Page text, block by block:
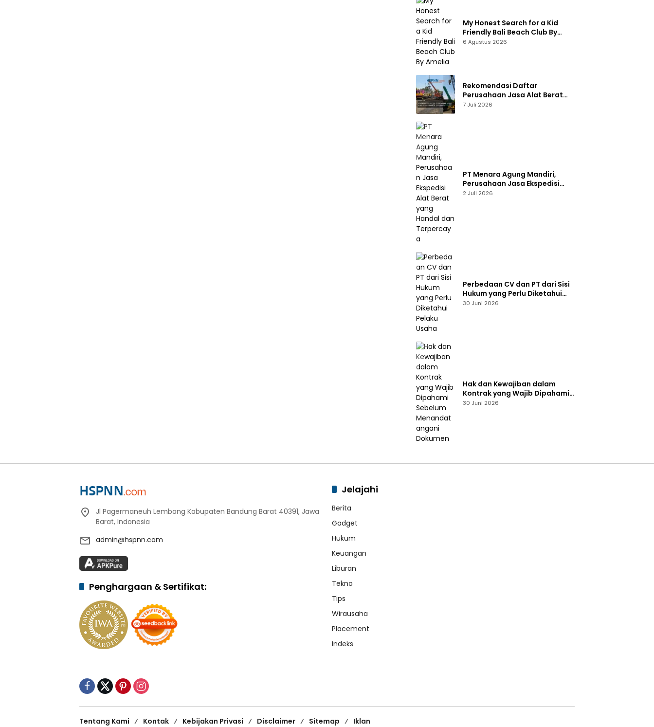
My Honest Search for a Kid
Friendly Bali Beach Club By
Amelia
6 Agustus 2026
Rekomendasi Daftar
Perusahaan Jasa Alat Berat
Jakarta Terlengkap
7 Juli 2026
PT Menara Agung Mandiri,
Perusahaan Jasa Ekspedisi
Alat Berat yang Handal dan
2 Juli 2026
Perbedaan CV dan PT dari Sisi
Hukum yang Perlu Diketahui
Pelaku Usaha
30 Juni 2026
Hak dan Kewajiban dalam
Kontrak yang Wajib Dipahami
Sebelum Menandatangani
30 Juni 2026
Jl Pagermaneuh Lembang Kabupaten Bandung Barat 40391, Jawa
Barat, Indonesia
admin@hspnn.com
Penghargaan & Sertifikat:
Jelajahi
Berita
Gadget
Hukum
Keuangan
Liburan
Tekno
Tips
Wirausaha
Placement
Indeks
Tentang Kami Kontak Kebijakan Privasi Disclaimer Sitemap Iklan